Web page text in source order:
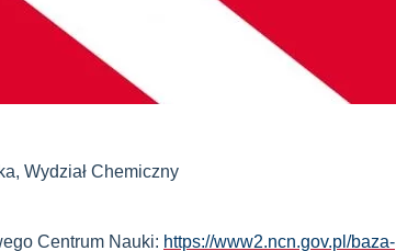
Wydział Chemiczny
Centrum Nauki: https://www2.ncn.gov.pl/baza-